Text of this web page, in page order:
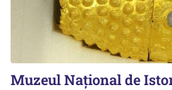
Muzeul Național de